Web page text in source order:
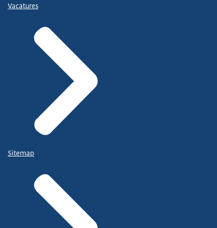
Vacatures
Sitemap